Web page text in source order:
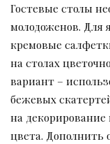
Гостевые столы
молодоженов. Для
кремовые
на столах
вариант –
бежевых
на
цвета. Дополнить